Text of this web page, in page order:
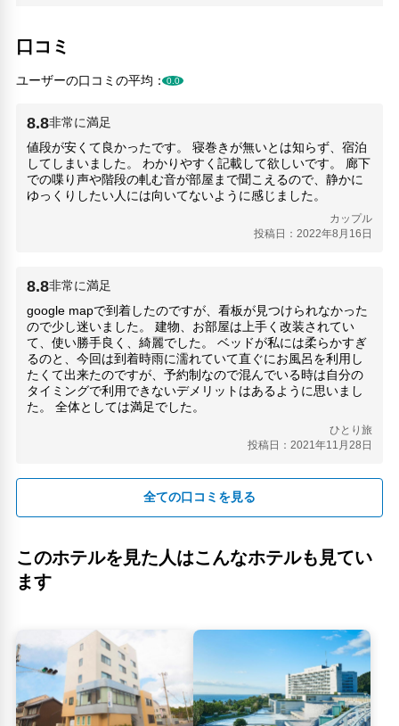
神戸王子動物園(51.46km)
口コミ
ユーザーの口コミの平均：0.0
8.8非常に満足
値段が安くて良かったです。 寝巻きが無いとは知らず、宿泊
してしまいました。 わかりやすく記載して欲しいです。 廊下
での喋り声や階段の軋む音が部屋まで聞こえるので、静かに
ゆっくりしたい人には向いてないように感じました。
カップル
投稿日：2022年8月16日
8.8非常に満足
google mapで到着したのですが、看板が見つけられなかった
ので少し迷いました。 建物、お部屋は上手く改装されてい
て、使い勝手良く、綺麗でした。 ベッドが私には柔らかすぎ
るのと、今回は到着時雨に濡れていて直ぐにお風呂を利用し
たくて出来たのですが、予約制なので混んでいる時は自分の
タイミングで利用できないデメリットはあるように思いまし
た。 全体としては満足でした。
ひとり旅
投稿日：2021年11月28日
全ての口コミを見る
このホテルを見た人はこんなホテルも見てい
ます